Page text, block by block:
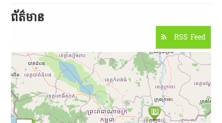
ព័ត៌មាន​
RSS Feed